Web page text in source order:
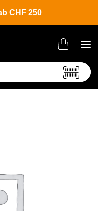
CHF 250
Haarfarbe